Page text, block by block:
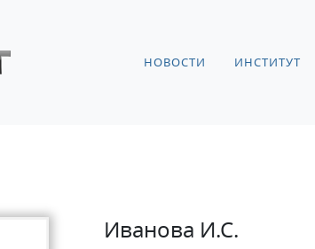
НОВОСТИ ИНСТИТУТ
Иванова И.С.